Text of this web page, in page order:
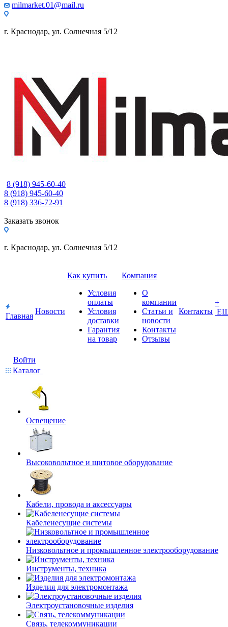
milmarket.01@mail.ru
г. Краснодар, ул. Солнечная 5/12
8 (918) 945-60-40
8 (918) 945-60-40
8 (918) 336-72-91
Заказать звонок
г. Краснодар, ул. Солнечная 5/12
Главная
Новости
Как купить
Условия
оплаты
Условия
доставки
Гарантия
на товар
Компания
О
компании
Статьи и
новости
Контакты
Отзывы
Контакты
+
Войти
Каталог
Освещение
Высоковольтное и щитовое оборудование
Кабели, провода и аксессуары
Кабеленесущие системы
Низковольтное и промышленное электрооборудование
Инструменты, техника
Изделия для электромонтажа
Электроустановочные изделия
Связь, телекоммуникации